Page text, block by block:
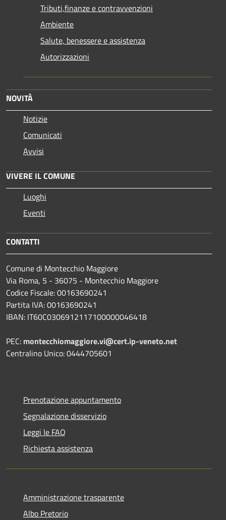
Tributi,finanze e contravvenzioni
Ambiente
Salute, benessere e assistenza
Autorizzazioni
NOVITÀ
Notizie
Comunicati
Avvisi
VIVERE IL COMUNE
Luoghi
Eventi
CONTATTI
Comune di Montecchio Maggiore
Via Roma, 5 - 36075 - Montecchio Maggiore
Codice Fiscale: 00163690241
Partita IVA: 00163690241
IBAN: IT60C0306912117100000046418
PEC: montecchiomaggiore.vi@cert.ip-veneto.net
Centralino Unico: 0444705601
Prenotazione appuntamento
Segnalazione disservizio
Leggi le FAQ
Richiesta assistenza
Amministrazione trasparente
Albo Pretorio